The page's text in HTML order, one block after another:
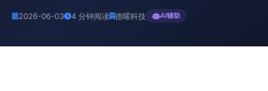
2026-06-03 4 分钟阅读 德曜科技 AI辅助